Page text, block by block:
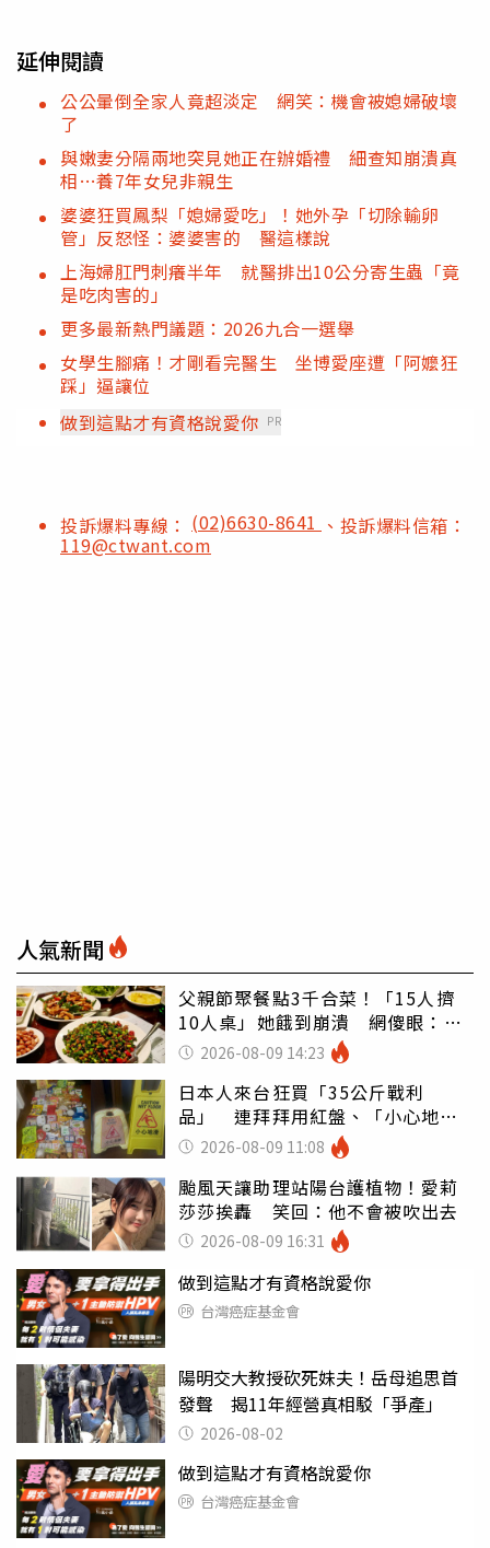
延伸閱讀
公公暈倒全家人竟超淡定 網笑：機會被媳婦破壞
了
與嫩妻分隔兩地突見她正在辦婚禮 細查知崩潰真
相…養7年女兒非親生
婆婆狂買鳳梨「媳婦愛吃」！她外孕「切除輸卵
管」反怒怪：婆婆害的 醫這樣說
上海婦肛門刺癢半年 就醫排出10公分寄生蟲「竟
是吃肉害的」
更多最新熱門議題：2026九合一選舉
女學生腳痛！才剛看完醫生 坐博愛座遭「阿嬤狂
踩」逼讓位
做到這點才有資格說愛你 PR
投訴爆料專線： (02)6630-8641 、投訴爆料信箱：
119@ctwant.com
人氣新聞
父親節聚餐點3千合菜！「15人擠
10人桌」她餓到崩潰 網傻眼：讓
店家看笑話
2026-08-09 14:23
日本人來台狂買「35公斤戰利
品」 連拜拜用紅盤、「小心地
滑」告示牌也帶回家
2026-08-09 11:08
颱風天讓助理站陽台護植物！愛莉
莎莎挨轟 笑回：他不會被吹出去
2026-08-09 16:31
做到這點才有資格說愛你
台灣癌症基金會
陽明交大教授砍死妹夫！岳母追思首
發聲 揭11年經營真相駁「爭產」
2026-08-02
做到這點才有資格說愛你
台灣癌症基金會